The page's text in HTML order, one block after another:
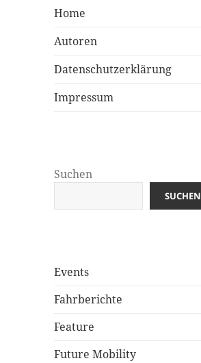
Home
Autoren
Datenschutzerklärung
Impressum
Suchen
SUCHEN
Events
Fahrberichte
Feature
Future Mobility